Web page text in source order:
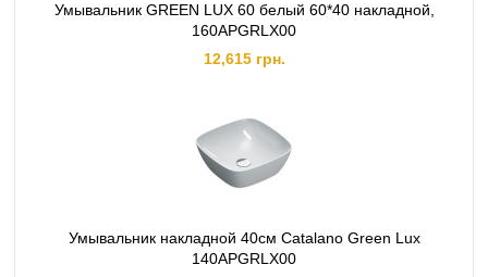
Умывальник GREEN LUX 60 белый 60*40 накладной,
160APGRLX00
12,615 грн.
Умывальник накладной 40см Catalano Green Lux
140APGRLX00